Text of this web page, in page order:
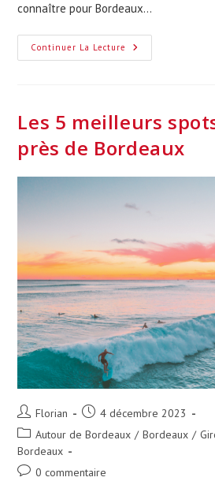
connaître pour Bordeaux…
Continuer La Lecture Dates
Des
Les 5 meilleurs
près de Bordeaux
Auteur/autrice
de
la
publication :
Florian
Publication
publiée :
4 décembre 2023
Post
category:
Autour de Bordeaux / Bordeaux /
Bordeaux
Commentaires
0 commentaire